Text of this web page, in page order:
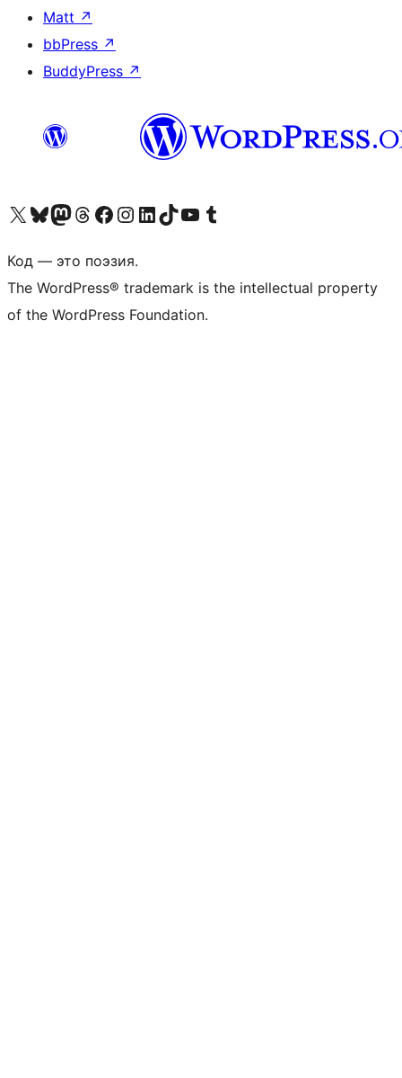
Matt ↗
bbPress ↗
BuddyPress ↗
Посетите нас в X (ранее Twitter)
Посетите нашу учётную запись в Bluesky
Посетите нашу ленту в Mastodon
Посетите нашу учётную запись в Threads
Посетите нашу страницу на Facebook
Посетите наш Instagram
Посетите нашу страницу в LinkedIn
Посетите нашу учётную запись в TikTok
Посетите наш канал YouTube
Посетите нашу учётную запись в Tumblr
Код — это поэзия.
The WordPress® trademark is the intellectual property
of the WordPress Foundation.